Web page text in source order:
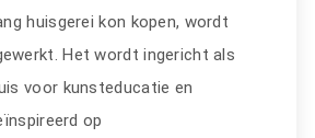
huisgerei kon kopen, wordt
Het wordt ingericht als
voor kunsteducatie en
op